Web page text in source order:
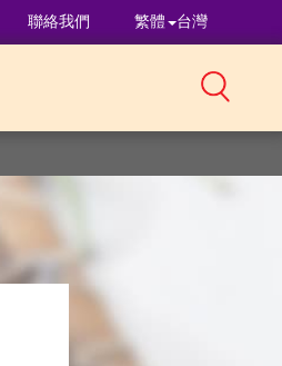
聯絡我們 繁體 台灣